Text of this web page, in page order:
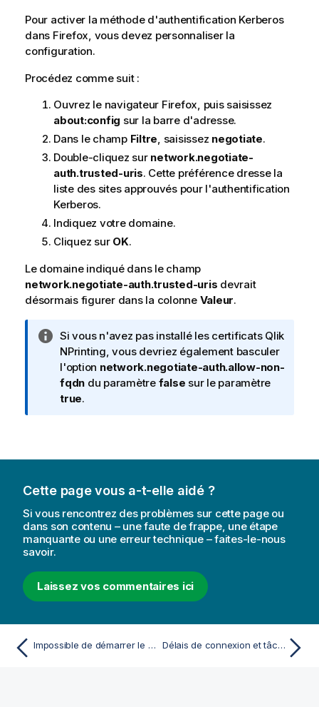
Pour activer la méthode d'authentification Kerberos
dans Firefox, vous devez personnaliser la
configuration.
Procédez comme suit :
Ouvrez le navigateur Firefox, puis saisissez
about:config sur la barre d'adresse.
Dans le champ Filtre, saisissez negotiate.
Double-cliquez sur network.negotiate-
auth.trusted-uris. Cette préférence dresse la
liste des sites approuvés pour l'authentification
Kerberos.
Indiquez votre domaine.
Cliquez sur OK.
Le domaine indiqué dans le champ
network.negotiate-auth.trusted-uris devrait
désormais figurer dans la colonne Valeur.
N
o
t
e
I
r
a
t
i
o
s
Si vous n'avez pas installé les certificats Qlik
NPrinting, vous devriez également basculer
l'option network.negotiate-auth.allow-non-
fqdn du paramètre false sur le paramètre
true.
Cette page vous a-t-elle aidé ?
Si vous rencontrez des problèmes sur cette page ou
dans son contenu – une faute de frappe, une étape
manquante ou une erreur technique – faites-le-nous
savoir.
Laissez vos commentaires ici
Impossible de démarrer le service Qlik NPrinting RepoService Délais de connexion et tâches longues